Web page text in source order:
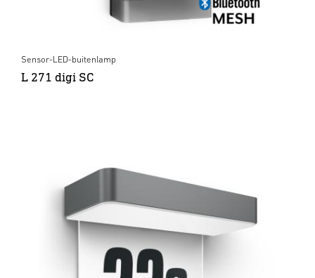
Sensor-LED-buitenlamp
L 271 digi SC